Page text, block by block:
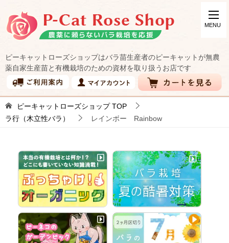
ピーキャットローズショップはバラ苗生産者のピーキャットが無農
薬自家生産苗と有機栽培のための資材を取り扱うお店です
ピーキャットローズショップTOP
ラ行（木立性バラ）
レインボー Rainbow